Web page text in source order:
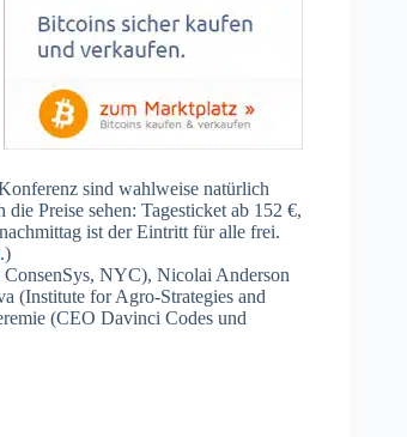
sind wahlweise natürlich
die Preise sehen: Tagesticket ab 152 €,
ist der Eintritt für alle frei.
.)
NYC), Nicolai Anderson
(Institute for Agro-Strategies and
(CEO Davinci Codes und